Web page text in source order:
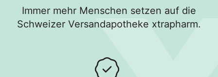
Immer mehr Menschen setzen auf die
Schweizer Versandapotheke xtrapharm.